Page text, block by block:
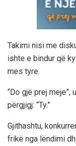
Takimi nisi me
ishte e bindur që
mes tyre.
“Do gjë prej meje”,
përgjigj: “Ty.”
Gjithashtu,
frikë nga lëndimi